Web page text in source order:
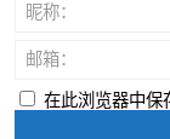
昵称：
邮箱：
在此浏览器中保